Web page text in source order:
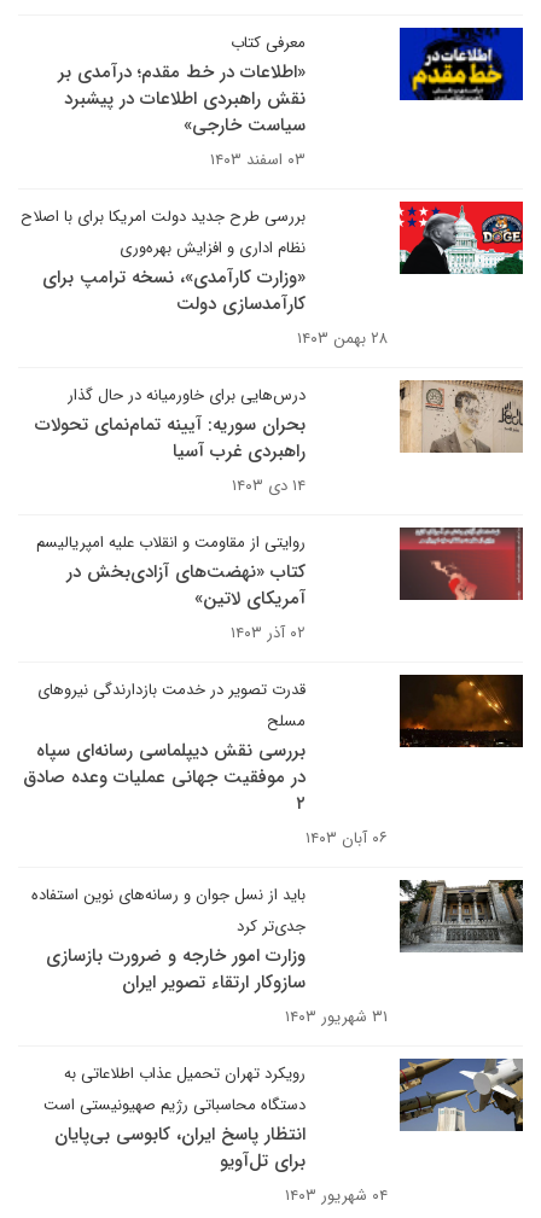
معرفی کتاب
«اطلاعات در خط مقدم؛ درآمدی بر
نقش راهبردی اطلاعات در پیشبرد
سیاست خارجی»
۰۳ اسفند ۱۴۰۳
بررسی طرح جدید دولت امریکا برای با اصلاح
نظام اداری و افزایش بهره‌وری
«وزارت کارآمدی»، نسخه ترامپ برای
کارآمدسازی دولت
۲۸ بهمن ۱۴۰۳
درس‌هایی برای خاورمیانه در حال گذار
بحران سوریه: آیینه تمام‌نمای تحولات
راهبردی غرب آسیا
۱۴ دی ۱۴۰۳
روایتی از مقاومت و انقلاب علیه امپریالیسم
کتاب «نهضت‌های آزادی‌بخش در
آمریکای لاتین»
۰۲ آذر ۱۴۰۳
قدرت تصویر در خدمت بازدارندگی نیروهای
مسلح
بررسی نقش دیپلماسی رسانه‌ای سپاه
در موفقیت جهانی عملیات وعده صادق
۲
۰۶ آبان ۱۴۰۳
باید از نسل جوان و رسانه‌های نوین استفاده
جدی‌تر کرد
وزارت امور خارجه و ضرورت بازسازی
سازوکار ارتقاء تصویر ایران
۳۱ شهریور ۱۴۰۳
رویکرد تهران تحمیل عذاب اطلاعاتی به
دستگاه محاسباتی رژیم صهیونیستی است
انتظار پاسخ ایران، کابوسی بی‌پایان
برای تل‌آویو
۰۴ شهریور ۱۴۰۳